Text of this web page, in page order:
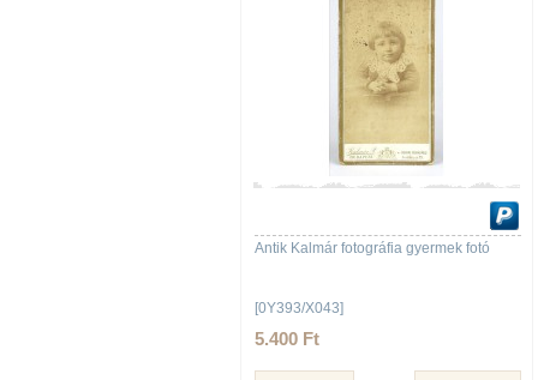
Antik Kalmár fotográfia gyermek fotó
[0Y393/X043]
5.400 Ft